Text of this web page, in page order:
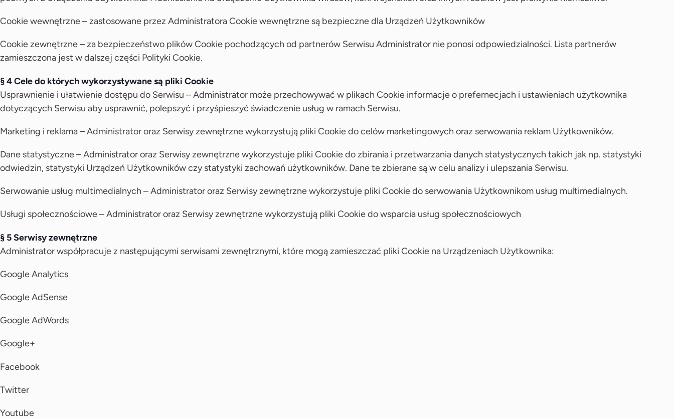
Cookie wewnętrzne – zastosowane przez Administratora Cookie wewnętrzne są bezpieczne dla Urządzeń Użytkowników
Cookie zewnętrzne – za bezpieczeństwo plików Cookie pochodzących od partnerów Serwisu Administrator nie ponosi odpowiedzialności. Lista partnerów
zamieszczona jest w dalszej części Polityki Cookie.
§ 4 Cele do których wykorzystywane są pliki Cookie
Usprawnienie i ułatwienie dostępu do Serwisu – Administrator może przechowywać w plikach Cookie informacje o prefernecjach i ustawieniach użytkownika
dotyczących Serwisu aby usprawnić, polepszyć i przyśpieszyć świadczenie usług w ramach Serwisu.
Marketing i reklama – Administrator oraz Serwisy zewnętrzne wykorzystują pliki Cookie do celów marketingowych oraz serwowania reklam Użytkowników.
Dane statystyczne – Administrator oraz Serwisy zewnętrzne wykorzystuje pliki Cookie do zbirania i przetwarzania danych statystycznych takich jak np. statystyki
odwiedzin, statystyki Urządzeń Użytkowników czy statystyki zachowań użytkowników. Dane te zbierane są w celu analizy i ulepszania Serwisu.
Serwowanie usług multimedialnych – Administrator oraz Serwisy zewnętrzne wykorzystuje pliki Cookie do serwowania Użytkownikom usług multimedialnych.
Usługi społecznościowe – Administrator oraz Serwisy zewnętrzne wykorzystują pliki Cookie do wsparcia usług społecznościowych
§ 5 Serwisy zewnętrzne
Administrator współpracuje z następującymi serwisami zewnętrznymi, które mogą zamieszczać pliki Cookie na Urządzeniach Użytkownika:
Google Analytics
Google AdSense
Google AdWords
Google+
Facebook
Twitter
Youtube